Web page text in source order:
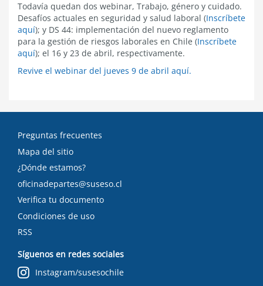
Todavía quedan dos webinar, Trabajo, género y cuidado.
Desafíos actuales en seguridad y salud laboral (Inscríbete
aquí); y DS 44: implementación del nuevo reglamento
para la gestión de riesgos laborales en Chile (Inscríbete
aquí); el 16 y 23 de abril, respectivamente.
Revive el webinar del jueves 9 de abril aquí.
Preguntas frecuentes
Mapa del sitio
¿Dónde estamos?
oficinadepartes@suseso.cl
Verifica tu documento
Condiciones de uso
RSS
Síguenos en redes sociales
Instagram/susesochile